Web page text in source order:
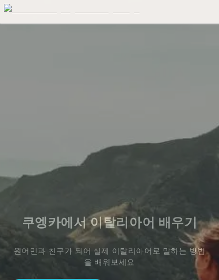
쿠엥카에서 이탈리아어 배우기
원어민과 친구가 되어 실제 이탈리아어로 말하는 방법
을 배워보세요